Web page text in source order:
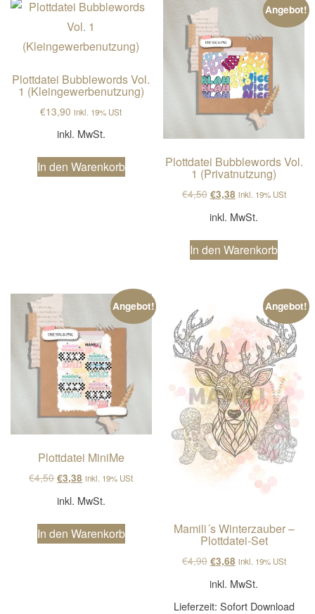
Plottdatei Bubblewords Vol.
1 (Kleingewerbenutzung)
€13,90 inkl. 19% USt
inkl. MwSt.
In den Warenkorb
Angebot!
Plottdatei Bubblewords Vol.
1 (Privatnutzung)
€4,50 Ursprünglicher Preis
€3,38Aktueller Preis
inkl. 19% USt
inkl. MwSt.
In den Warenkorb
Angebot!
Plottdatei MiniMe
€4,50Ursprünglicher Preis war: €4,50
€3,38 Aktueller Preis ist: €3,38.
inkl. 19% USt
inkl. MwSt.
In den Warenkorb
Angebot!
Mamili´s Winterzauber –
Plottdatei-Set
€4,90 Ursprünglicher Preis
€3,68Aktueller Preis
inkl. 19% USt
inkl. MwSt.
Lieferzeit: Sofort Download